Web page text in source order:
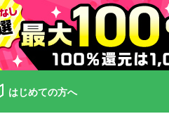
はじめての方へ